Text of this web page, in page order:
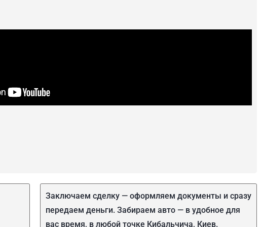
Заключаем сделку — оформляем документы и сразу
передаем деньги. Забираем авто — в удобное для
вас время, в любой точке Кибальчича, Киев.